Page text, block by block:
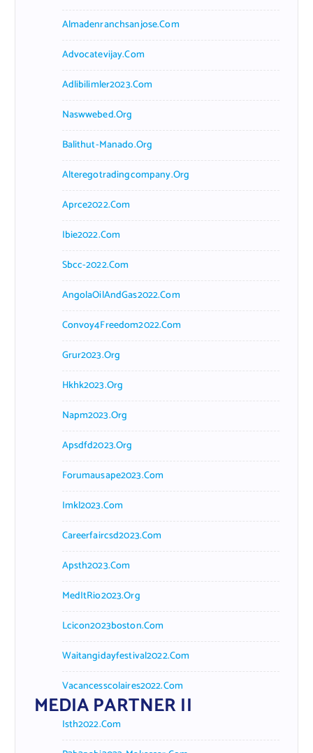
Almadenranchsanjose.com
Advocatevijay.com
Adlibilimler2023.com
Naswwebed.org
Balithut-Manado.org
Alteregotradingcompany.org
Aprce2022.com
Ibie2022.com
Sbcc-2022.com
AngolaOilAndGas2022.com
Convoy4Freedom2022.com
Grur2023.org
Hkhk2023.org
Napm2023.org
Apsdfd2023.org
Forumausape2023.com
Imkl2023.com
Careerfaircsd2023.com
Apsth2023.com
MedItRio2023.org
Lcicon2023boston.com
Waitangidayfestival2022.com
Vacancesscolaires2022.com
MEDIA PARTNER II
Isth2022.com